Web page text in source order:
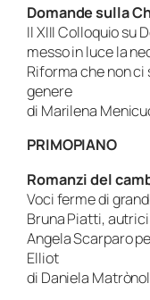
Domande sulla
Il XIII Colloquio su
messo in luce la
Riforma che non
genere
di Marilena
PRIMOPIANO
Romanzi del
Voci ferme di
Bruna Piatti,
Angela Scarparo
Elliot
di Daniela